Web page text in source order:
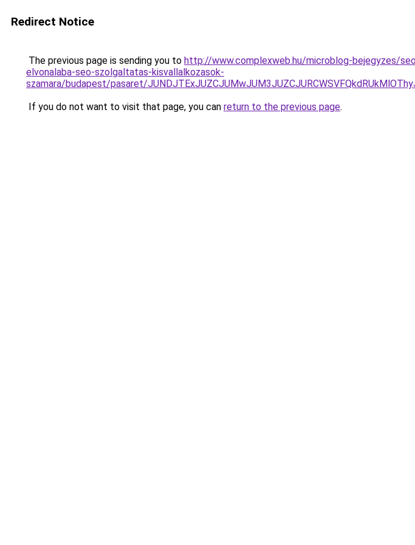
Redirect Notice
The previous page is sending you to http://www.complexweb.hu/microblog-bejegyzes/
elvonalaba-seo-szolgaltatas-kisvallalkozasok-
szamara/budapest/pasaret/
If you do not want to visit that page, you can return to the previous page.